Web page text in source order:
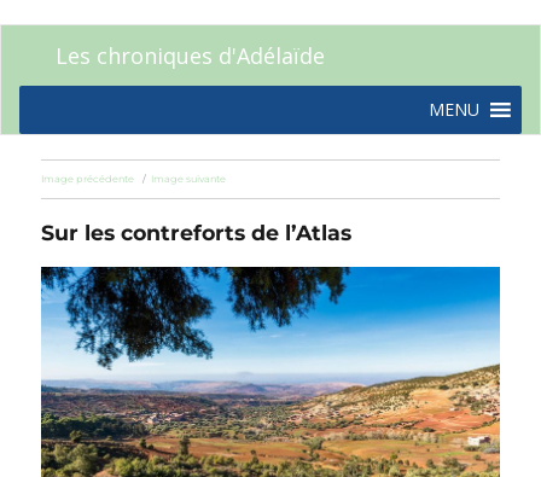
Les chroniques d'Adélaïde
MENU
Image précédente Image suivante
Sur les contreforts de l’Atlas